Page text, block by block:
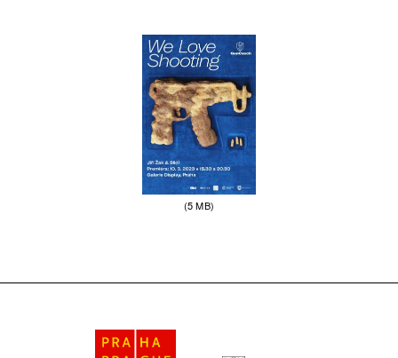
(5 MB)